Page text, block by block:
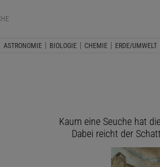
ASTRONOMIE BIOLOGIE CHEMIE ERDE/UMWELT
Kaum eine Seuche hat
Dabei reicht der